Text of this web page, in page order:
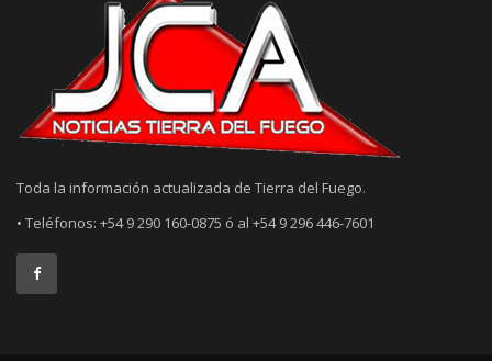
Toda la información actualizada de Tierra del Fuego.
• Teléfonos: +54 9 290 160-0875 ó al +54 9 296 446-7601